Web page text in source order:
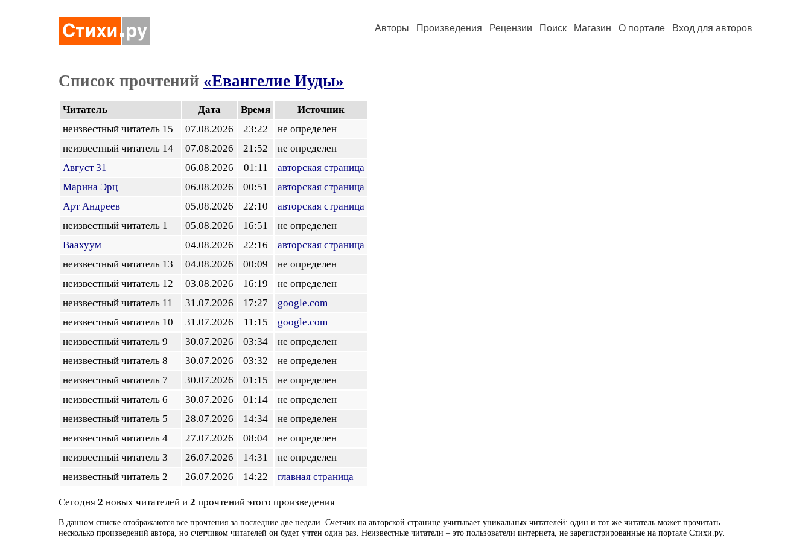
Авторы Произведения Рецензии Поиск Магазин О портале Вход для авторов
Список прочтений «Евангелие Иуды»
Читатель Дата Время
Источник
неизвестный читатель 15
07.08.2026 23:22
не определен
неизвестный читатель 14
07.08.2026 21:52
не определен
Август 31
06.08.2026 01:11
авторская страница
Марина Эрц
06.08.2026 00:51
авторская страница
Арт Андреев
05.08.2026 22:10
авторская страница
неизвестный читатель 1
05.08.2026 16:51
не определен
Ваахуум
04.08.2026 22:16
авторская страница
неизвестный читатель 13
04.08.2026 00:09
не определен
неизвестный читатель 12
03.08.2026 16:19
не определен
неизвестный читатель 11
31.07.2026 17:27
google.com
неизвестный читатель 10
31.07.2026 11:15
google.com
неизвестный читатель 9
30.07.2026 03:34
не определен
неизвестный читатель 8
30.07.2026 03:32
не определен
неизвестный читатель 7
30.07.2026 01:15
не определен
неизвестный читатель 6
30.07.2026 01:14
не определен
неизвестный читатель 5
28.07.2026 14:34
не определен
неизвестный читатель 4
27.07.2026 08:04
не определен
неизвестный читатель 3
26.07.2026 14:31
не определен
неизвестный читатель 2
26.07.2026 14:22 главная страница
Сегодня 2 новых читателей и 2 прочтений этого произведения
В данном списке отображаются все прочтения за последние две недели. Счетчик на авторской странице учитывает уникальных читателей: один и тот же читатель может прочитать
несколько произведений автора, но счетчиком читателей он будет учтен один раз. Неизвестные читатели – это пользователи интернета, не зарегистрированные на портале Стихи.ру.